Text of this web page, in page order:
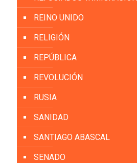
REINO UNIDO
RELIGIÓN
REPÚBLICA
REVOLUCIÓN
RUSIA
SANIDAD
SANTIAGO ABASCAL
SENADO